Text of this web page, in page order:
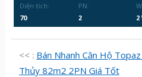
Diện tích:
70
PN:
2
2
<< : Bán Nhanh Căn Hộ
Thủy 82m2 2PN Giá Tốt